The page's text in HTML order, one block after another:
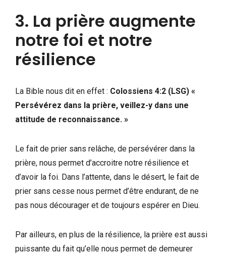
3. La prière augmente
notre foi et notre
résilience
La Bible nous dit en effet : Colossiens 4:2 (LSG) «
Persévérez dans la prière, veillez-y dans une
attitude de reconnaissance. »
Le fait de prier sans relâche, de persévérer dans la
prière, nous permet d’accroitre notre résilience et
d’avoir la foi. Dans l’attente, dans le désert, le fait de
prier sans cesse nous permet d’être endurant, de ne
pas nous décourager et de toujours espérer en Dieu.
Par ailleurs, en plus de la résilience, la prière est aussi
puissante du fait qu’elle nous permet de demeurer